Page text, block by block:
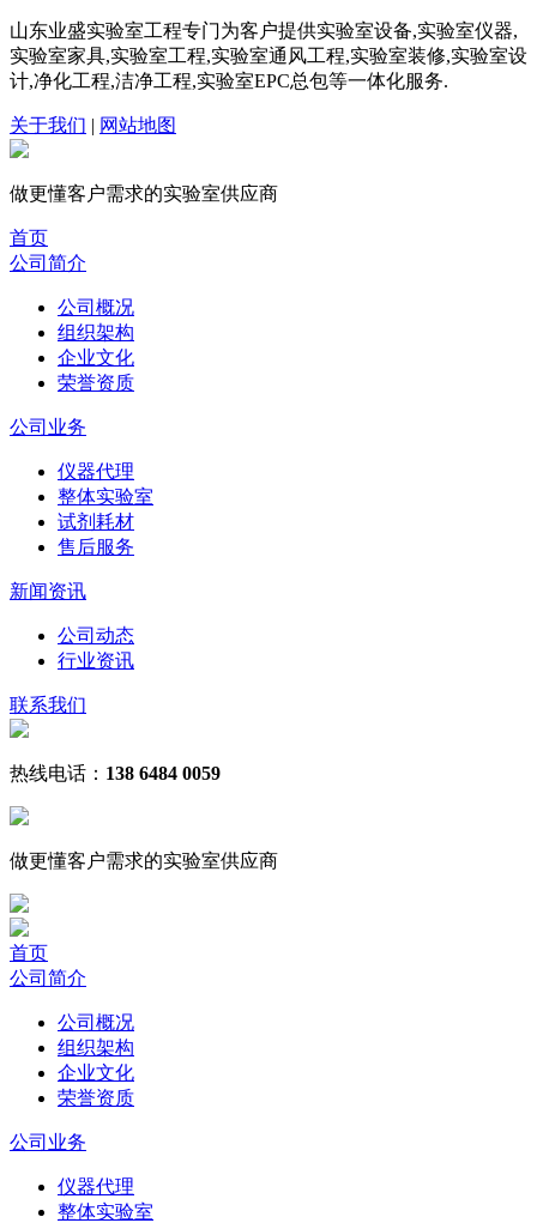
山东业盛实验室工程专门为客户提供实验室设备,实验室仪器,
实验室家具,实验室工程,实验室通风工程,实验室装修,实验室设
计,净化工程,洁净工程,实验室EPC总包等一体化服务.
关于我们 | 网站地图
做更懂客户需求的实验室供应商
首页
公司简介
公司概况
组织架构
企业文化
荣誉资质
公司业务
仪器代理
整体实验室
试剂耗材
售后服务
新闻资讯
公司动态
行业资讯
联系我们
热线电话： 138 6484 0059
做更懂客户需求的实验室供应商
首页
公司简介
公司概况
组织架构
企业文化
荣誉资质
公司业务
仪器代理
整体实验室